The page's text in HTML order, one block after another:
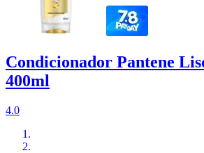
Condicionador Pantene
400ml
4.0